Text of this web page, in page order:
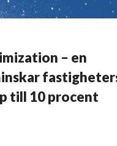
– en
till 10 procent